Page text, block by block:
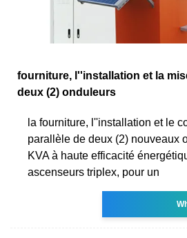
fourniture, l''installation et la
deux (2) onduleurs
la fourniture, l''installation et le
parallèle de deux (2) nouveaux
KVA à haute efficacité
ascenseurs triplex, pour un